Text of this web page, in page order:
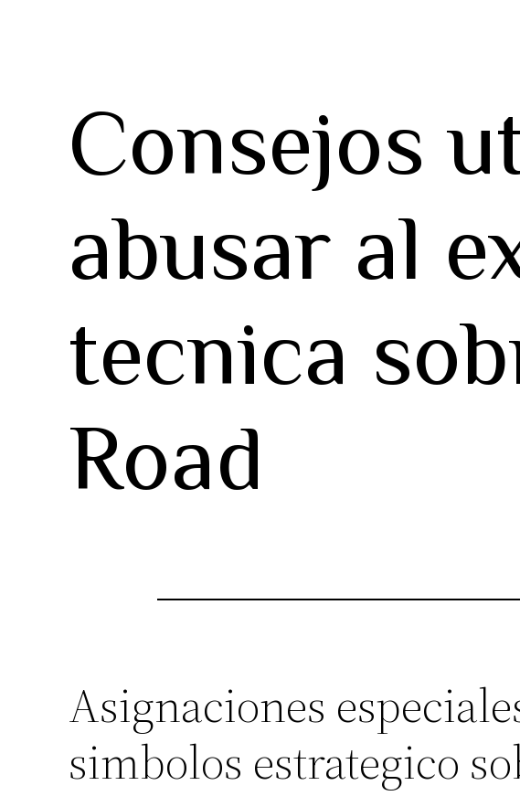
Consejos
abusar al
tecnica
Road
Asignaciones
simbolos estrategico